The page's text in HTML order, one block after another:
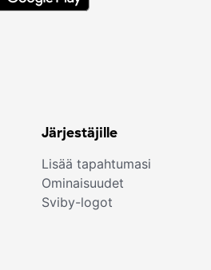
Järjestäjille
Lisää tapahtumasi
Ominaisuudet
Sviby-logot